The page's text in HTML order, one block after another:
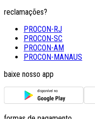
reclamações?
PROCON-RJ
PROCON-SC
PROCON-AM
PROCON-MANAUS
baixe nosso app